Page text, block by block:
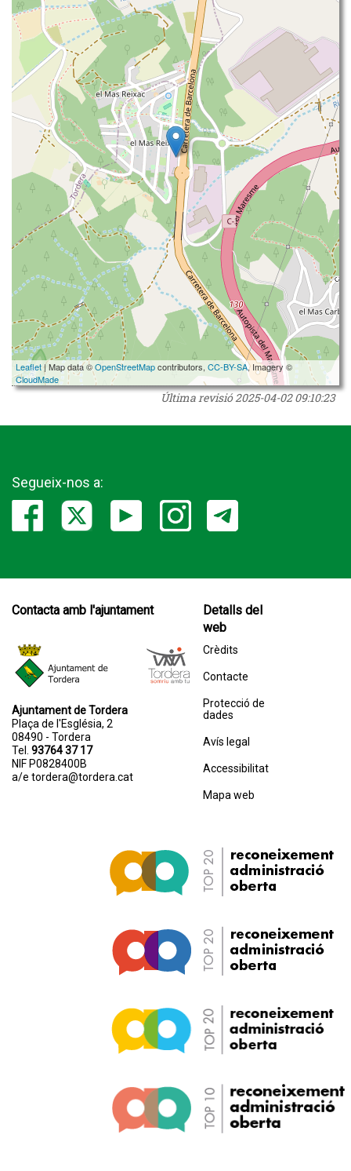
Leaflet| Map data ©OpenStreetMapcontributors, CC-BY-SA, Imagery ©
CloudMade
Última revisió2025-04-02 09:10:23
Segueix-nos a:
Contacta amb l'ajuntament
Ajuntament de Tordera
Plaça de l'Església, 2
08490 - Tordera
Tel. 93764 37 17
NIF P0828400B
a/e tordera@tordera.cat
Detalls del
web
Crèdits
Contacte
Protecció de
dades
Avís legal
Accessibilitat
Mapa web